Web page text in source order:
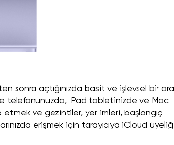
sonra açtığınızda basit ve işlevsel bir
telefonunuzda, iPad tabletinizde ve Mac
etmek ve gezintiler, yer imleri, başlangıç
erişmek için tarayıcıya iCloud